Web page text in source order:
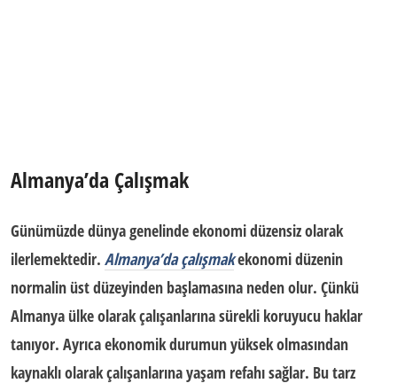
Almanya’da Çalışmak
Günümüzde dünya genelinde ekonomi düzensiz olarak
ilerlemektedir. Almanya’da çalışmakekonomi düzenin
normalin üst düzeyinden başlamasına neden olur. Çünkü
Almanya ülke olarak çalışanlarına sürekli koruyucu haklar
tanıyor. Ayrıca ekonomik durumun yüksek olmasından
kaynaklı olarak çalışanlarına yaşam refahı sağlar. Bu tarz